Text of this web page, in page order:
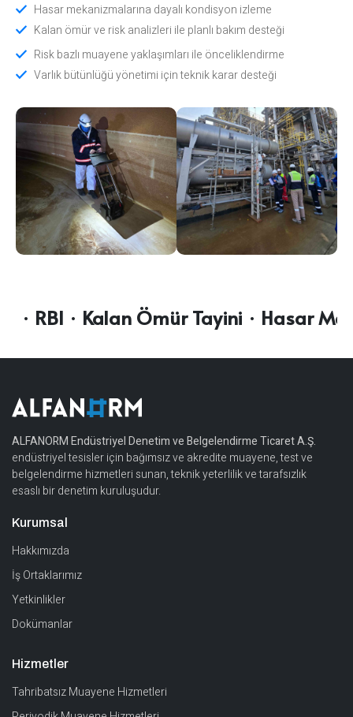
Hasar mekanizmalarına dayalı kondisyon izleme
Kalan ömür ve risk analizleri ile planlı bakım desteği
Risk bazlı muayene yaklaşımları ile önceliklendirme
Varlık bütünlüğü yönetimi için teknik karar desteği
RBI · Kalan Ömür Tayini · Hasar
ALFANORM Endüstriyel Denetim ve Belgelendirme Ticaret A.Ş.
endüstriyel tesisler için bağımsız ve akredite muayene, test ve
belgelendirme hizmetleri sunan, teknik yeterlilik ve tarafsızlık
esaslı bir denetim kuruluşudur.
Kurumsal
Hakkımızda
İş Ortaklarımız
Yetkinlikler
Dokümanlar
Hizmetler
Tahribatsız Muayene Hizmetleri